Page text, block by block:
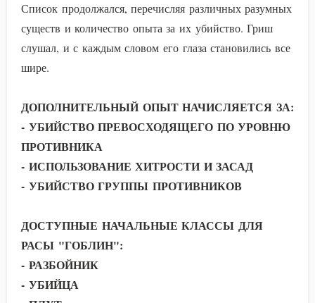
Список продолжался, перечисляя различных разумных
существ и количество опыта за их убийство. Гриш
слушал, и с каждым словом его глаза становились все
шире.
ДОПОЛНИТЕЛЬНЫЙ ОПЫТ НАЧИСЛЯЕТСЯ ЗА:
- УБИЙСТВО ПРЕВОСХОДЯЩЕГО ПО УРОВНЮ
ПРОТИВНИКА
- ИСПОЛЬЗОВАНИЕ ХИТРОСТИ И ЗАСАД
- УБИЙСТВО ГРУППЫ ПРОТИВНИКОВ
ДОСТУПНЫЕ НАЧАЛЬНЫЕ КЛАССЫ ДЛЯ
РАСЫ "ГОБЛИН":
- РАЗБОЙНИК
- УБИЙЦА